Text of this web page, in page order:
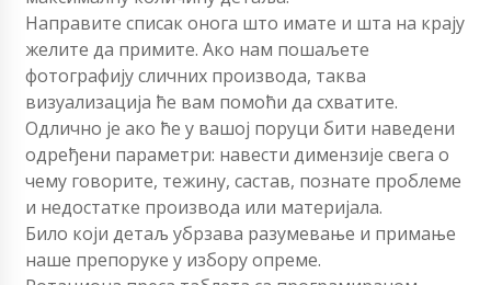
Направите списак онога што имате и шта на крају
желите да примите. Ако нам пошаљете
фотографију сличних производа, таква
визуализација ће вам помоћи да схватите.
Одлично је ако ће у вашој поруци бити наведени
одређени параметри: навести димензије свега о
чему говорите, тежину, састав, познате проблеме
и недостатке производа или материјала.
Било који детаљ убрзава разумевање и примање
наше препоруке у избору опреме.